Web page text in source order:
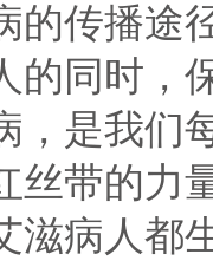
的传播途
的同时，
，是我们
丝带的力
滋病人都